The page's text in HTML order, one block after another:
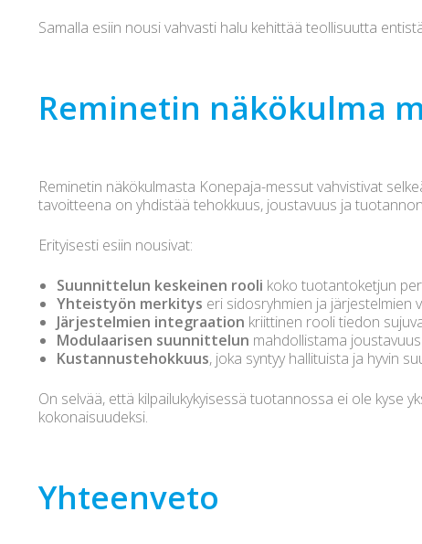
Samalla esiin nousi vahvasti halu kehittää teollisuutta
Reminetin näkökulma
Reminetin näkökulmasta Konepaja-messut vahvistivat
tavoitteena on yhdistää tehokkuus, joustavuus ja
Erityisesti esiin nousivat:
Suunnittelun keskeinen rooli koko tuotantoketjun
Yhteistyön merkitys eri sidosryhmien ja järjestelmien
Järjestelmien integraation kriittinen rooli tiedon
Modulaarisen suunnittelun mahdollistama
Kustannustehokkuus, joka syntyy hallituista ja hyvin
On selvää, että kilpailukykyisessä tuotannossa ei ole kyse
kokonaisuudeksi.
Yhteenveto